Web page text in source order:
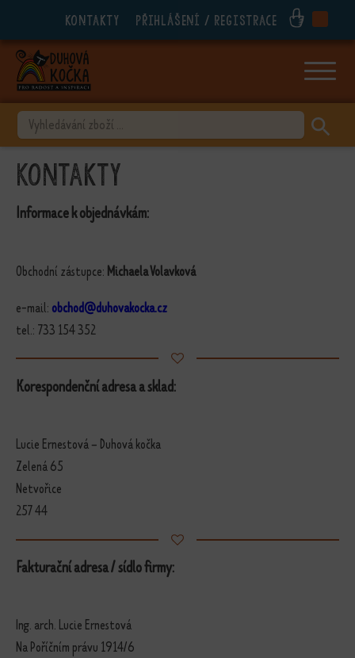
Kontakty Přihlášení / registrace
VYHLEDÁVÁNÍ
Kontakty
Informace k objednávkám:
Obchodní zástupce: Michaela Volavková
e-mail: obchod@duhovakocka.cz
tel.: 733 154 352
Korespondenční adresa a sklad:
Lucie Ernestová – Duhová kočka
Zelená 65
Netvořice
257 44
Fakturační adresa / sídlo firmy:
Ing. arch. Lucie Ernestová
Na Poříčním právu 1914/6